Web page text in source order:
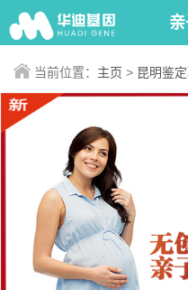
当前位置： 主页 > 昆明鉴